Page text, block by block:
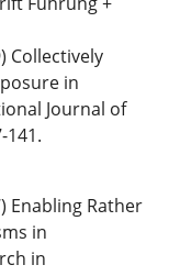
Collectively
in
Journal of
141.
Enabling Rather
in
in